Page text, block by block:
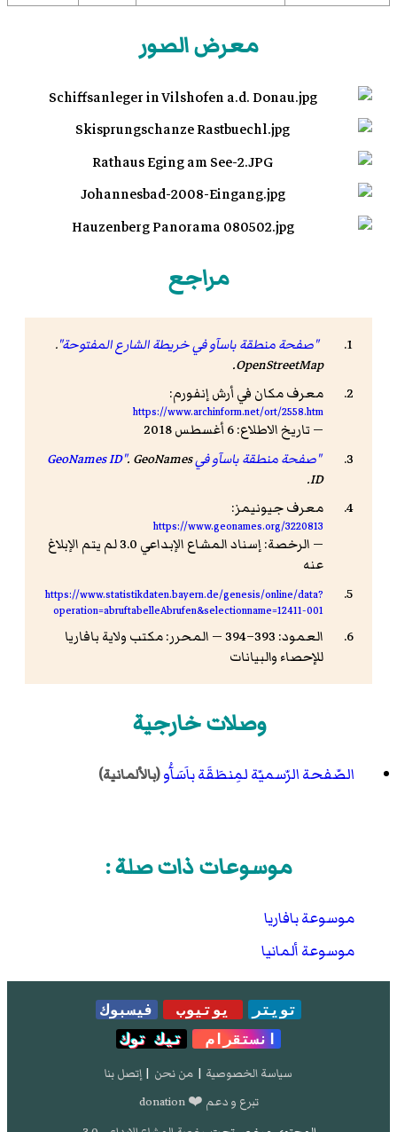
معرض الصور
مراجع
"صفحة منطقة باسآو في خريطة الشارع المفتوحة".
OpenStreetMap
.
معرف مكان في أرش إنفورم:
https://www.archinform.net/ort/2558.htm
— تاريخ الاطلاع: 6 أغسطس 2018
"صفحة منطقة باسآو في GeoNames ID"
. GeoNames
ID
.
معرف جيونيمز:
https://www.geonames.org/3220813
— الرخصة: إسناد المشاع الإبداعي 3.0 لم يتم الإبلاغ
عنه
https://www.statistikdaten.bayern.de/genesis/online/data?
operation=abruftabelleAbrufen&selectionname=12411-001
العمود: 393–394 — المحرر: مكتب ولاية بافاريا
للإحصاء والبيانات
وصلات خارجية
الصّفحة الرّسميّة لمِنطَقَة باَسَآُو(بالألمانية)
موسوعات ذات صلة :
موسوعة بافاريا
موسوعة ألمانيا
تويتر يوتيوب
فيسبوك
انستقرام
تيك توك
سياسة الخصوصية | من نحن | إتصل بنا
تبرع و دعم ❤️ donation